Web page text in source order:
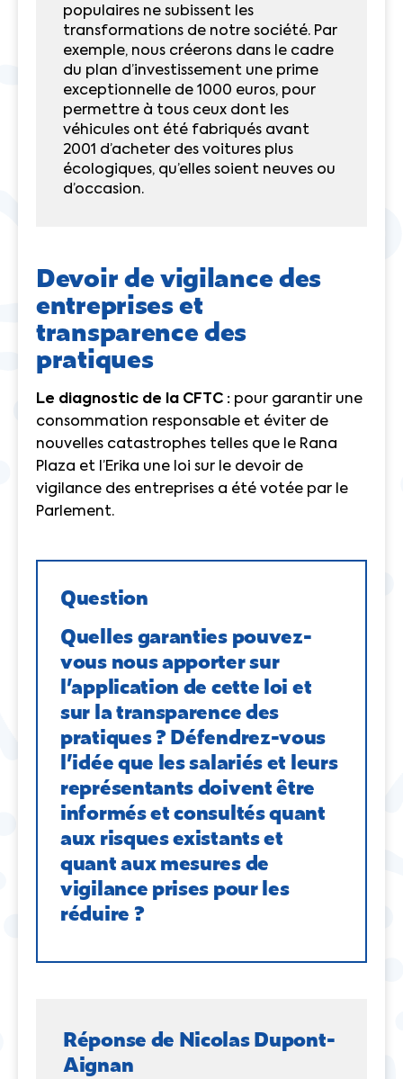
populaires ne subissent les
transformations de notre société. Par
exemple, nous créerons dans le cadre
du plan d’investissement une prime
exceptionnelle de 1000 euros, pour
permettre à tous ceux dont les
véhicules ont été fabriqués avant
2001 d’acheter des voitures plus
écologiques, qu’elles soient neuves ou
d’occasion.
Devoir de vigilance des
entreprises et
transparence des
pratiques
Le diagnostic de la CFTC : pour garantir une
consommation responsable et éviter de
nouvelles catastrophes telles que le Rana
Plaza et l’Erika une loi sur le devoir de
vigilance des entreprises a été votée par le
Parlement.
Question
Quelles garanties pouvez-
vous nous apporter sur
l’application de cette loi et
sur la transparence des
pratiques ? Défendrez-vous
l’idée que les salariés et leurs
représentants doivent être
informés et consultés quant
aux risques existants et
quant aux mesures de
vigilance prises pour les
réduire ?
Réponse de Nicolas Dupont-
Aignan